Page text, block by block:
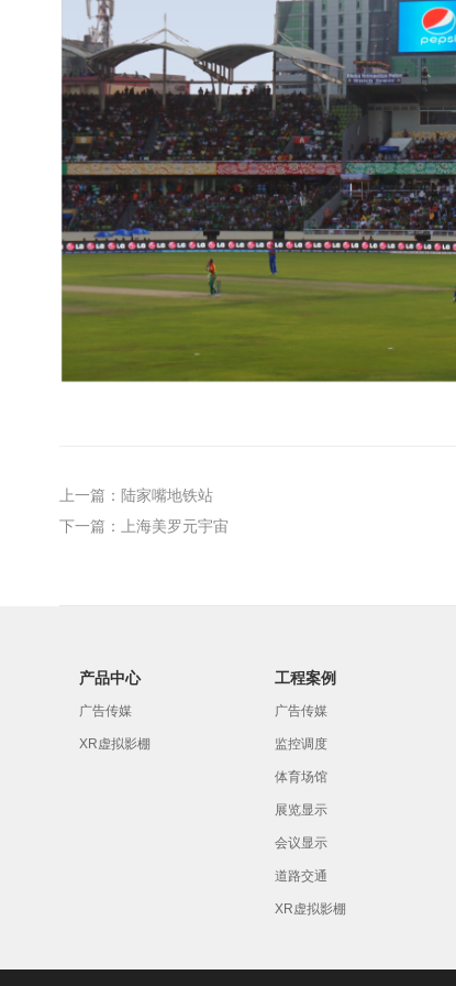
上一篇：陆家嘴地铁站
下一篇：上海美罗元宇宙
产品中心
广告传媒
XR虚拟影棚
工程案例
广告传媒
监控调度
体育场馆
展览显示
会议显示
道路交通
XR虚拟影棚